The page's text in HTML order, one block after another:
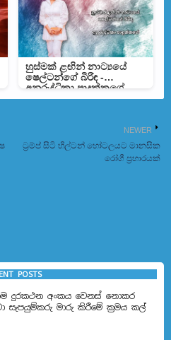
හුස්මක් ළඟින් නාට්‍යයේ
ෂෙල්ටන්ගේ බිරිඳ -
අනුරුද්ධිකා පාදුක්කගේ
NEWER
ට්‍රම්ප් සිටි හිල්ටන් හෝටලයට මානසික
රෝගී ප්‍රහාරයක්
POSTS
දුරකථන අංකය වෙනස් නොකර
සැපයුම්කරු මාරු කිරීමේ ක්‍රමය කල්